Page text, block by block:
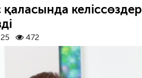
келіссөздер
472